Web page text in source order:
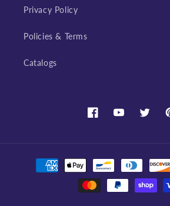
Privacy Policy
Policies & Terms
Catalogs
FacebookYouTubeTwitter
Payment
methods